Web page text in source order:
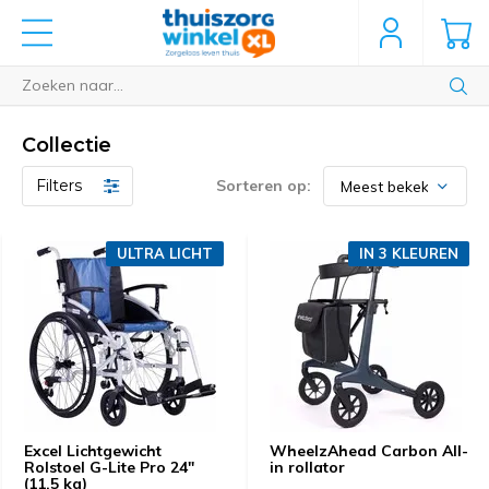
Collectie
Filters Sorteren op:
Excel Lichtgewicht
Rolstoel G-Lite Pro 24"
(11,5 kg)
ULTRA LICHT
WheelzAhead Carbon All-
in rollator
IN 3 KLEUREN